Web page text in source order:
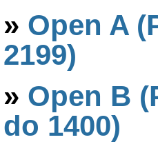
» Open A
2199)
» Open B
do 1400)